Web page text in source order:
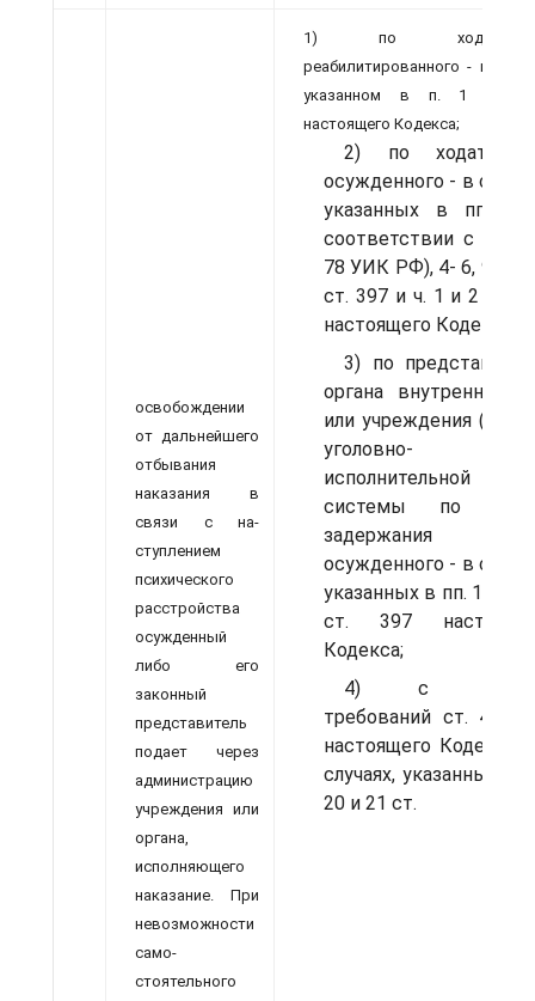
освобождении
от дальнейшего
от­бывания
наказания в
связи с на­
ступлением
психического
рас­стройства
осужденный
либо его
законный
представитель
подает через
администрацию
учреждения или
органа,
исполняющего
нака­зание. При
невозможности
само­
стоятельного
1) по
реабилитирован­ного - в
указанном в п. 1 ст.
настоящего Кодекса;
2) по
осужденного - в
указанных в пп. 3
соот­ветствии с ч. 2
78 УИК РФ), 4- 6, 9, 11-
ст. 397 и ч. 1 и 2 ст.
настоящего Кодекса;
3) по
органа внут­ренних
или учреждения
уголовно-
исполнительной
системы по
задержания
осужденного - в
указанных в пп. 18 и
ст. 397
Кодекса;
4) с
требований ст. 469-
настоящего Кодекса
случаях, указанных в
20 и 21 ст.